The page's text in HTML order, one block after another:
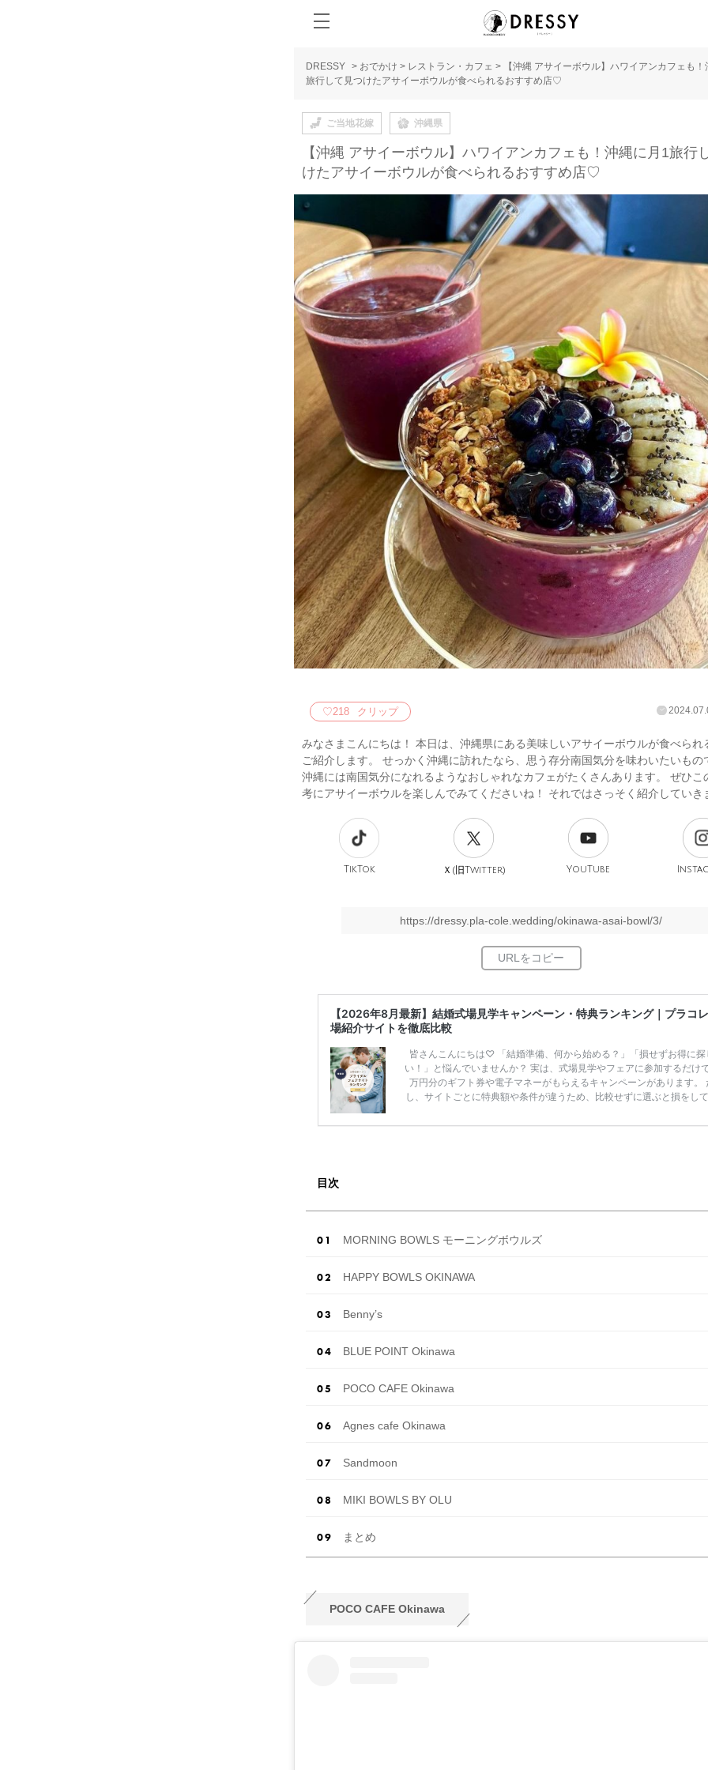
DRESSY > おでかけ > レストラン・カフェ >
【沖縄 アサイーボウル】ハワイアンカフェも！
旅行して見つけたアサイーボウルが食べられるおすすめ店♡
ご当地花嫁 沖縄県
【沖縄 アサイーボウル】ハワイアンカフェも！沖縄に月1旅行
けたアサイーボウルが食べられるおすすめ店♡
♡218 クリップ
みなさまこんにちは！ 本日は、沖縄県にある美味しいアサイーボウルが食べられ
ご紹介します。 せっかく沖縄に訪れたなら、思う存分南国気分を味わいたいも
沖縄には南国気分になれるようなおしゃれなカフェがたくさんあります。 ぜひこ
考にアサイーボウルを楽しんでみてくださいね！ それではさっそく紹介していき
TikTok Ｘ(旧Twitter) YouTube
https://dressy.pla-cole.wedding/okinawa-asai-bowl/3/
【2026年8月最新】結婚式場見学キャンペーン・特典ランキング｜プラコ
場紹介サイトを徹底比較
皆さんこんにちは♡ 「結婚準備、何から始める？」「損せずお得に探
い！」と悩んでいませんか？ 実は、式場見学やフェアに参加するだけ
万円分のギフト券や電子マネーがもらえるキャンペーンがあります。
し、サイトごとに特典額や条件が違うため、比較せずに選ぶと損をし
ンペーン特典ランキングを公開！ 比較サイト：プラコレ、ゼクシィ、
目次
MORNING BOWLS モーニングボウルズ
HAPPY BOWLS OKINAWA
Benny’s
BLUE POINT Okinawa
POCO CAFE Okinawa
Agnes cafe Okinawa
Sandmoon
MIKI BOWLS BY OLU
まとめ
POCO CAFE Okinawa